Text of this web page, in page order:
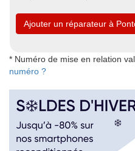
Ajouter un réparateur à
* Numéro de mise en relation
numéro ?